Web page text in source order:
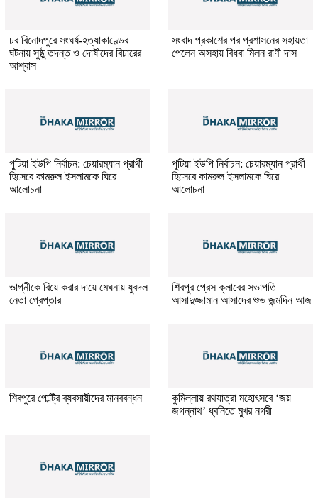
চর বিনোদপুরে সংঘর্ষ-হত্যাকাণ্ডের
ঘটনায় সুষ্ঠু তদন্ত ও দোষীদের বিচারের
আশ্বাস
সংবাদ প্রকাশের পর প্রশাসনের সহায়তা
পেলেন অসহায় বিধবা মিলন রাণী দাস
পুটিয়া ইউপি নির্বাচন: চেয়ারম্যান প্রার্থী
হিসেবে কামরুল ইসলামকে ঘিরে
আলোচনা
পুটিয়া ইউপি নির্বাচন: চেয়ারম্যান প্রার্থী
হিসেবে কামরুল ইসলামকে ঘিরে
আলোচনা
ভাগ্নীকে বিয়ে করার দায়ে মেঘনায় যুবদল
নেতা গ্রেপ্তার
শিবপুর প্রেস ক্লাবের সভাপতি
আসাদুজ্জামান আসাদের শুভ জন্মদিন আজ
শিবপুরে পোল্ট্রি ব্যবসায়ীদের মানববন্ধন
কুমিল্লায় রথযাত্রা মহোৎসবে ‘জয়
জগন্নাথ’ ধ্বনিতে মুখর নগরী